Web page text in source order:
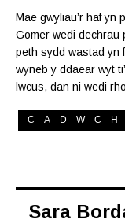
Mae gwyliau’r haf yn
Gomer wedi dechrau
peth sydd wastad yn
wyneb y ddaear wyt
lwcus, dan ni wedi
Sara